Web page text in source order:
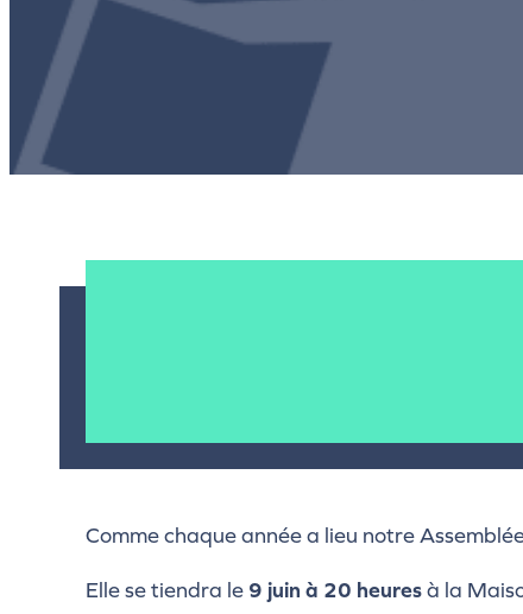
Comme chaque année a lieu notre
Elle se tiendra le 9 juin à 20 heuresà la